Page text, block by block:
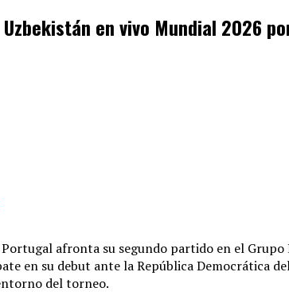
en vivo Mundial 2026
Portugal afronta su segundo partido en el
en su debut ante la República Democrática
del torneo.